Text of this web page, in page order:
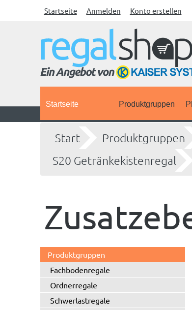
Startseite Anmelden Konto erstellen
Startseite Produktgruppen
Start Produktgruppen
S20 Getränkekistenregal
Produktgruppen
Fachbodenregale
Ordnerregale
Schwerlastregale